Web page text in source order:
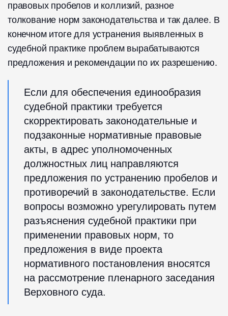
правовых пробелов и коллизий, разное
толкование норм законодательства и так далее. В
конечном итоге для устранения выявленных в
судебной практике проблем вырабатываются
предложения и рекомендации по их разрешению.
Если для обеспечения единообразия
судебной практики требуется
скорректировать законодательные и
подзаконные нормативные правовые
акты, в адрес уполномоченных
должностных лиц направляются
предложения по устранению пробелов и
противоречий в законодательстве. Если
вопросы возможно урегулировать путем
разъяснения судебной практики при
применении правовых норм, то
предложения в виде проекта
нормативного постановления вносятся
на рассмотрение пленарного заседания
Верховного суда.